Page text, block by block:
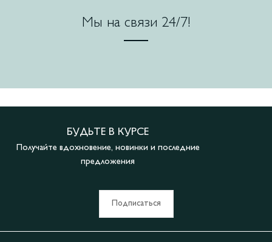
Мы на связи 24/7!
БУДЬТЕ В КУРСЕ
Получайте вдохновение, новинки и последние
предложения
Подписаться